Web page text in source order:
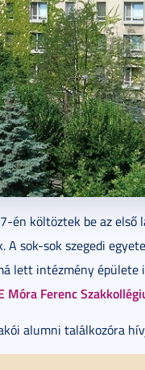
én költöztek be az első
sok-sok szegedi
lett intézmény
Móra Ferenc
alumni találkozóra